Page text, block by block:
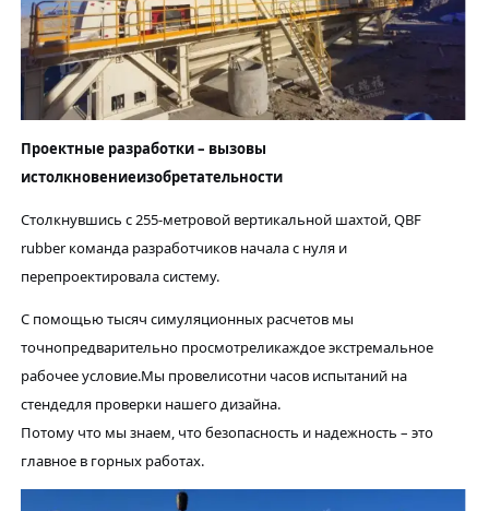
Проектные разработки – вызовы
истолкновениеизобретательности
Столкнувшись с 255-метровой вертикальной шахтой,QBF
rubberкоманда разработчиков начала с нуля и
перепроектировала систему.
С помощью тысяч симуляционных расчетов мы
точнопредварительно просмотреликаждое экстремальное
рабочее условие.Мы провелисотни часов испытаний на
стендедля проверки нашего дизайна.
Потому что мы знаем, что безопасность и надежность – это
главное в горных работах.